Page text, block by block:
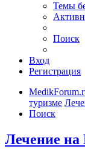
Темы
Поиск
Вход
Регистрация
туризме
Поиск
Лечение на